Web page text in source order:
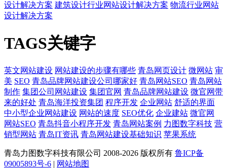
设计解决方案 建筑设计行业网站设计解决方案 物流行业网站
设计解决方案
TAGS关键字
英文网站建设 网站建设的步骤有哪些 青岛网页设计 微网站 审
美 SEO 青岛品牌网站建设公司哪家好 青岛网站SEO 青岛网站
制作 集团公司网站建设 集团官网 青岛品牌网站建设 微官网带
来的好处 青岛海洋投资集团 程序开发 企业网站 舒适的界面
中小型企业网站建设 网站的速度 SEO优化 企业建站 微官网
网站SEO 青岛抖音小程序开发 青岛网站案例 力图数字科技 营
销型网站 青岛IT资讯 青岛网站建设基础知识 苹果系统
青岛力图数字科技有限公司 2008-2026 版权所有 鲁ICP备
09005893号-6 | 网站地图